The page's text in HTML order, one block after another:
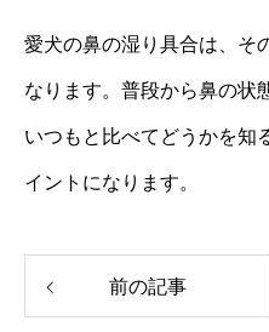
愛犬の鼻の湿り具合は、そ
なります。普段から鼻の状
いつもと比べてどうかを知
イントになります。
前の記事